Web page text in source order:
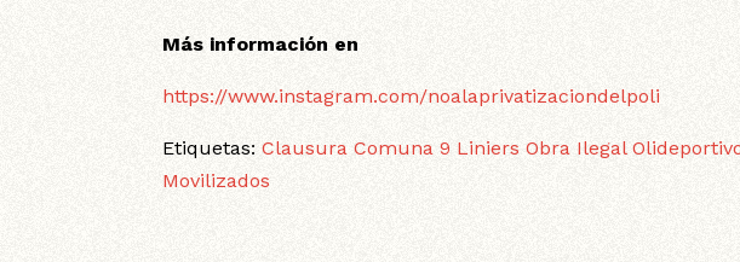
Más información en
https://www.instagram.com/noalaprivatizaciondelpoli
Etiquetas:Clausura Comuna 9 Liniers Obra Ilegal
Movilizados